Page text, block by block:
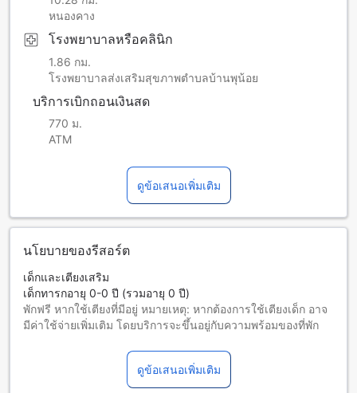
หนองคาง
โรงพยาบาลหรือคลินิก
1.86 กม.
โรงพยาบาลส่งเสริมสุขภาพตำบลบ้านพุน้อย
บริการเบิกถอนเงินสด
770 ม.
ATM
ดูข้อเสนอเพิ่มเติม
นโยบายของรีสอร์ต
เด็กและเตียงเสริม
เด็กทารกอายุ 0-0 ปี (รวมอายุ 0 ปี)
พักฟรี หากใช้เตียงที่มีอยู่ หมายเหตุ: หากต้องการใช้เตียงเด็ก อาจ
มีค่าใช้จ่ายเพิ่มเติม โดยบริการจะขึ้นอยู่กับความพร้อมของที่พัก
พักฟรีหากใช้เตียงที่มีอยู่แล้ว
ผู้เข้าพักอายุ 2 ปีขึ้นไปถือเป็นผู้ใหญ่
บริการเตียงเสริมขึ้นอยู่กับประเภทห้องที่เลือก กรุณาตรวจสอบ
ดูข้อเสนอเพิ่มเติม